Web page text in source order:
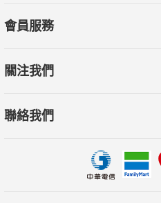
會員服務
關注我們
聯絡我們